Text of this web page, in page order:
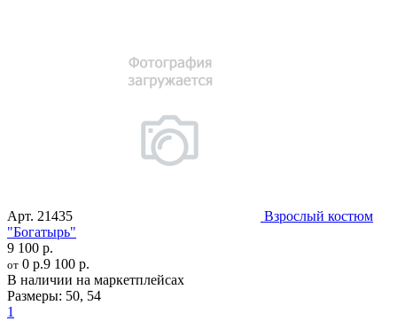
Арт. 21435
Взрослый костюм
"Богатырь"
9 100 р.
от 0 р.9 100 р.
В наличии на маркетплейсах
Размеры: 50, 54
1